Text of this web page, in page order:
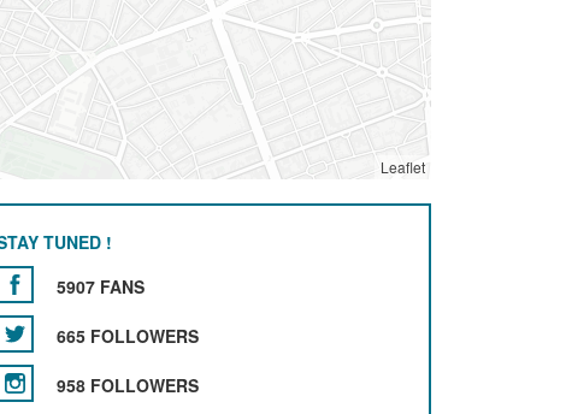
Leaflet
TUNED !
5907 FANS
665 FOLLOWERS
958 FOLLOWERS